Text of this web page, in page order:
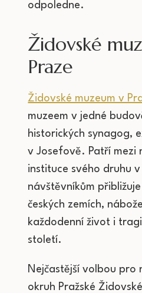
odpoledne.
Židovské
Praze
Židovské muzeum v
muzeem v jedné
historických synagog,
v Josefově. Patří mezi
instituce svého druhu
návštěvníkům
českých zemích,
každodenní život i
století.
Nejčastější volbou pro
okruh Pražské